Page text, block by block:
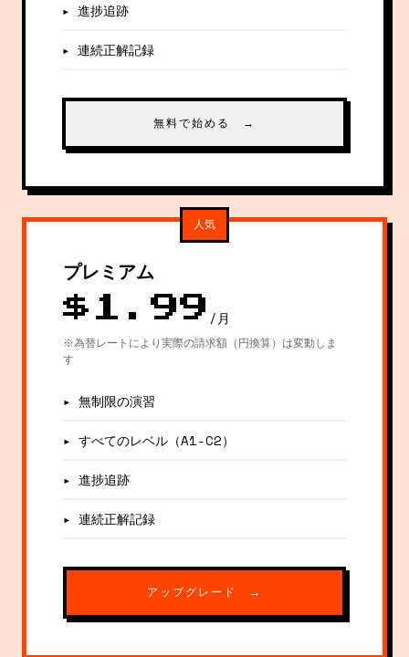
▸ 進捗追跡
▸ 連続正解記録
無料で始める →
人気
プレミアム
$1.99 /月
※為替レートにより実際の請求額（円換算）は変動しま
す
▸ 無制限の演習
▸ すべてのレベル（A1-C2）
▸ 進捗追跡
▸ 連続正解記録
アップグレード →